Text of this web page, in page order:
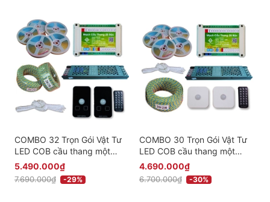
COMBO 32 Trọn Gói Vật Tư
LED COB cầu thang một
màu thông minh giá rẻ -
Phiên bản Cảm Biến Âm
5.490.000₫
7.690.000₫ -29%
COMBO 30 Trọn Gói Vật Tư
LED COB cầu thang một
màu thông minh giá rẻ -
Phiên bản Cảm Biến Nổi
4.690.000₫
6.700.000₫ -30%